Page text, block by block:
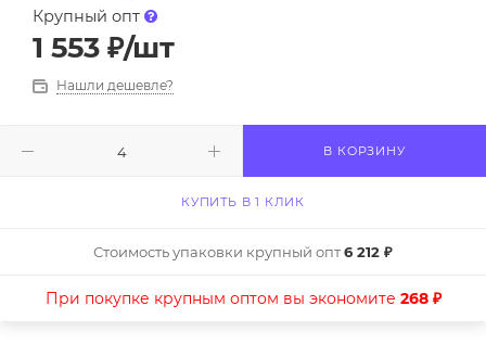
Крупный опт
1 553 ₽/шт
Нашли дешевле?
В КОРЗИНУ
КУПИТЬ В 1 КЛИК
Стоимость упаковки крупный опт6 212 ₽
При покупке крупным оптом вы экономите 268 ₽